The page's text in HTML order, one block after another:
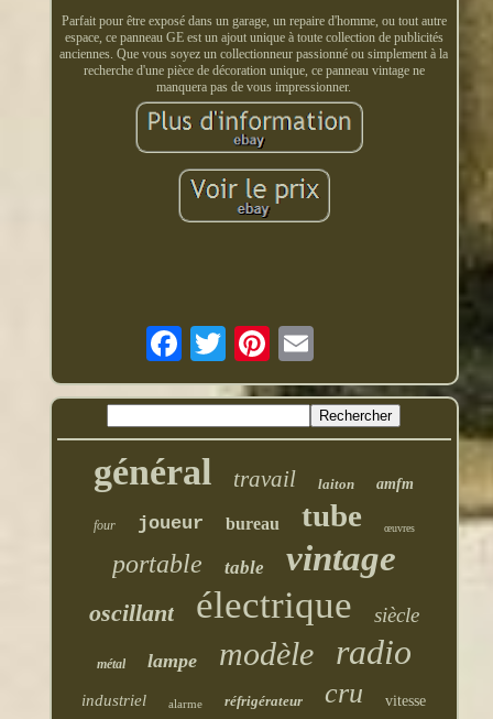
Parfait pour être exposé dans un garage, un repaire d'homme, ou tout autre
espace, ce panneau GE est un ajout unique à toute collection de publicités
anciennes. Que vous soyez un collectionneur passionné ou simplement à la
recherche d'une pièce de décoration unique, ce panneau vintage ne
manquera pas de vous impressionner.
général travail laiton amfm
four joueur bureau tube œuvres
portable table vintage
oscillant électrique siècle
métal lampe modèle radio
industriel alarme réfrigérateur cru vitesse